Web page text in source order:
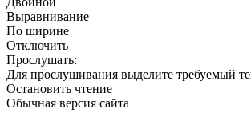
Выравнивание
По ширине
Отключить
Прослушать:
Для прослушивания выделите требуемый
Остановить чтение
Обычная версия сайта